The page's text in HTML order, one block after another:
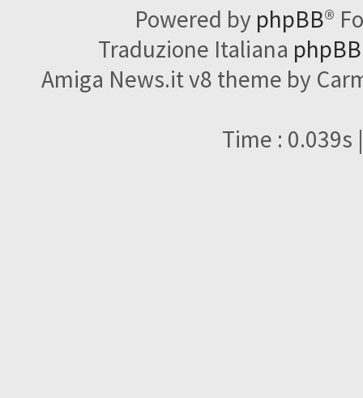
Powered by phpBB®
Traduzione Italiana
Amiga News.it v8 theme by
Time : 0.039s